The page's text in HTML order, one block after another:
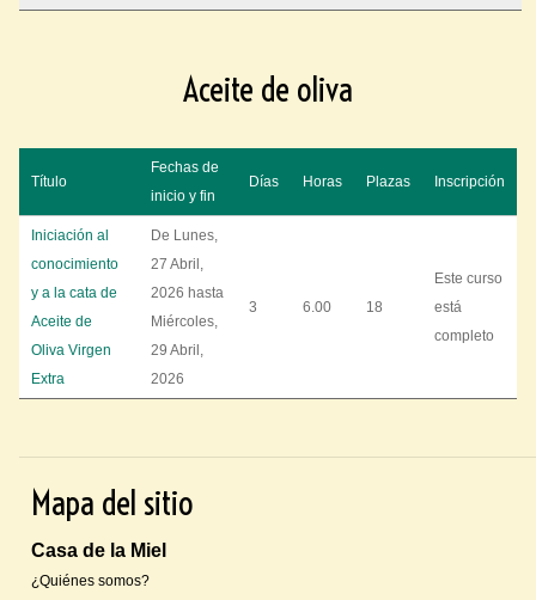
Aceite de oliva
Título
Fechas de
inicio y fin
Días Horas Plazas Inscripción
Iniciación al
conocimiento
y a la cata de
Aceite de
Oliva Virgen
Extra
De Lunes,
27 Abril,
2026 hasta
Miércoles,
29 Abril,
2026
3 6.00 18
Este curso
está
completo
Mapa del sitio
Casa de la Miel
¿Quiénes somos?